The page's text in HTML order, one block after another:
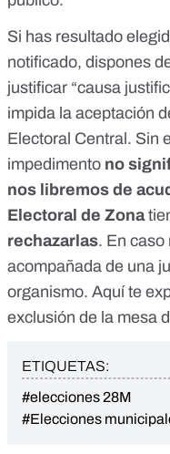
Si has resultado
notificado, dispones
justificar “causa
impida la aceptación
Electoral Central. Sin
impedimento no
nos libremos de
Electoral de Zona
rechazarlas. En caso
acompañada de una
organismo. Aquí te
exclusión de la mesa
ETIQUETAS:
#elecciones 28M
#Elecciones